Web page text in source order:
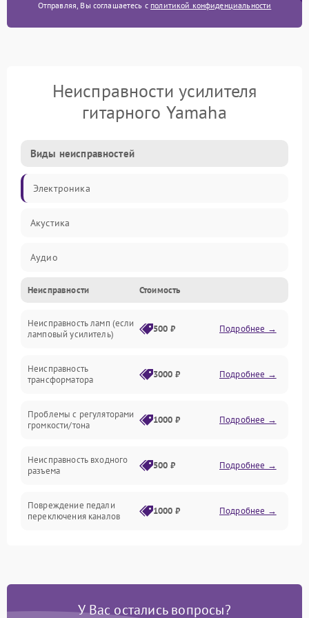
Отправляя, Вы соглашаетесь с политикой конфиденциальности
Неисправности усилителя
гитарного Yamaha
Виды неисправностей
Электроника
Акустика
Аудио
Управление
Электропитание
Неисправности Стоимость
Неисправность ламп (если
ламповый усилитель)
500 ₽ Подробнее →
Неисправность
трансформатора
3000 ₽ Подробнее →
Проблемы с регуляторами
громкости/тона
1000 ₽ Подробнее →
Неисправность входного
разъема
500 ₽ Подробнее →
Повреждение педали
переключения каналов
1000 ₽ Подробнее →
У Вас остались вопросы?